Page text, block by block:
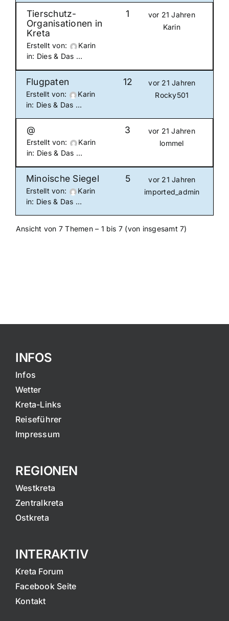
Tierschutz-
Organisationen in
Kreta
Erstellt von:
Karin
in: Dies & Das …
1
vor 21 Jahren
Karin
Flugpaten
Erstellt von:
Karin
in: Dies & Das …
12
vor 21 Jahren
Rocky501
@
Erstellt von:
Karin
in: Dies & Das …
3
vor 21 Jahren
lommel
Minoische Siegel
Erstellt von:
Karin
in: Dies & Das …
5
vor 21 Jahren
imported_admin
Ansicht von 7 Themen – 1 bis 7 (von insgesamt 7)
INFOS
Infos
Wetter
Kreta-Links
Reiseführer
Impressum
REGIONEN
Westkreta
Zentralkreta
Ostkreta
INTERAKTIV
Kreta Forum
Facebook Seite
Kontakt